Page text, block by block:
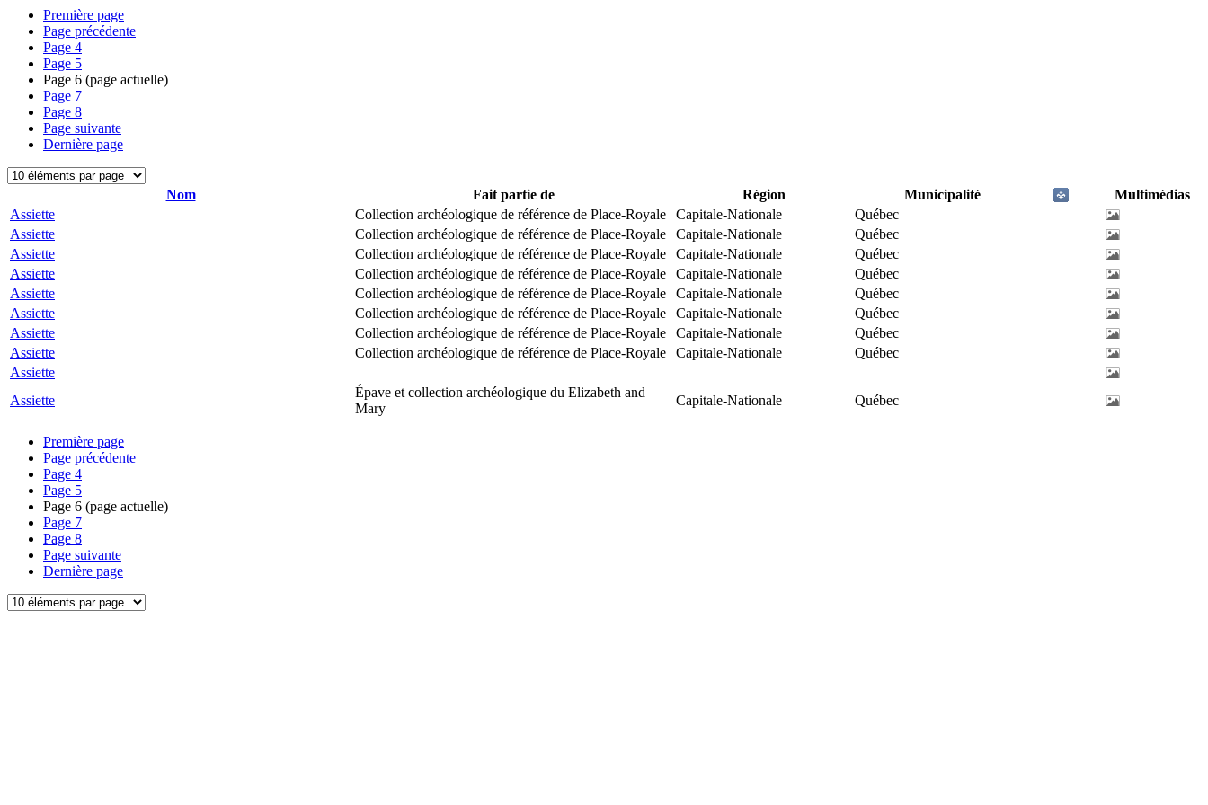
Première page
Page précédente
Page 4
Page 5
Page 6 (page actuelle)
Page 7
Page 8
Page suivante
Dernière page
Nom Fait partie de Région Municipalité
Multimédias
Assiette
Collection archéologique de référence de Place-Royale Capitale-Nationale
Québec
Assiette
Collection archéologique de référence de Place-Royale Capitale-Nationale
Québec
Assiette
Collection archéologique de référence de Place-Royale Capitale-Nationale
Québec
Assiette
Collection archéologique de référence de Place-Royale Capitale-Nationale
Québec
Assiette
Collection archéologique de référence de Place-Royale Capitale-Nationale
Québec
Assiette
Collection archéologique de référence de Place-Royale Capitale-Nationale
Québec
Assiette
Collection archéologique de référence de Place-Royale Capitale-Nationale
Québec
Assiette
Collection archéologique de référence de Place-Royale Capitale-Nationale
Québec
Assiette
Assiette
Épave et collection archéologique du Elizabeth and
Mary
Capitale-Nationale Québec
Première page
Page précédente
Page 4
Page 5
Page 6 (page actuelle)
Page 7
Page 8
Page suivante
Dernière page